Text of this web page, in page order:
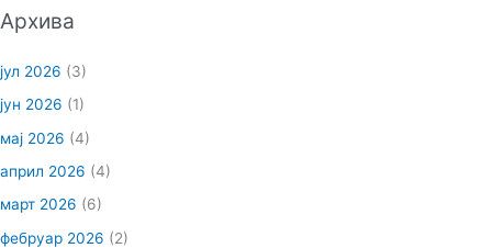
Архива
јул 2026 (3)
јун 2026 (1)
мај 2026 (4)
април 2026 (4)
март 2026 (6)
фебруар 2026 (2)